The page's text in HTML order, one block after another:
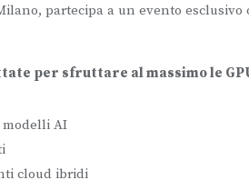
partecipa a un evento esclusivo
per sfruttare al massimo le
modelli AI
cloud ibridi